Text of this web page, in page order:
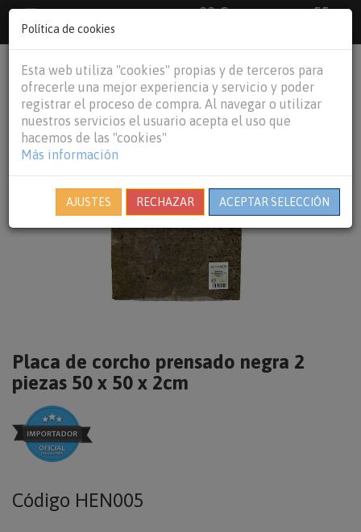
33 €
55
€Baleares y
person shopping_cart
Placa de corcho prensado negra 2
piezas 50 x 50 x 2cm
Código HEN005
Política de cookies
Esta web utiliza "cookies" propias y de terceros para
ofrecerle una mejor experiencia y servicio y poder
registrar el proceso de compra. Al navegar o utilizar
nuestros servicios el usuario acepta el uso que
hacemos de las "cookies"
Más información
AJUSTES RECHAZAR ACEPTAR SELECCIÓN